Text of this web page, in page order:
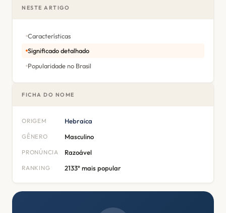
NESTE ARTIGO
Características
Significado detalhado
Popularidade no Brasil
FICHA DO NOME
ORIGEM Hebraica
GÊNERO Masculino
PRONÚNCIA Razoável
RANKING 2133º mais popular